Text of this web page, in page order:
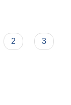
2
3